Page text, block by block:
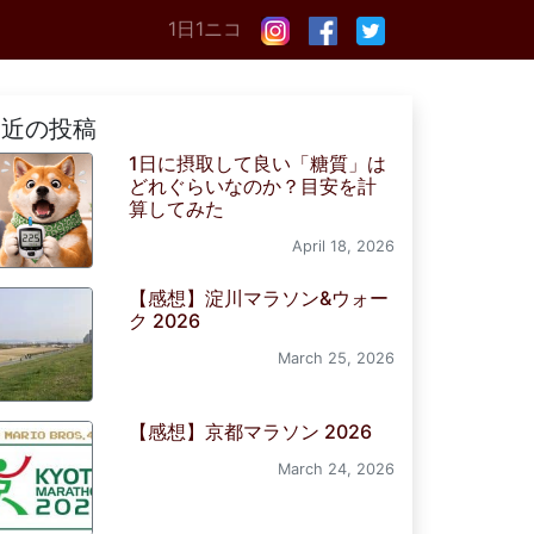
1日1ニコ
の投稿
1日に摂取して良い「糖質」は
どれぐらいなのか？目安を計
算してみた
April 18, 2026
【感想】淀川マラソン&ウォー
ク 2026
March 25, 2026
【感想】京都マラソン 2026
March 24, 2026